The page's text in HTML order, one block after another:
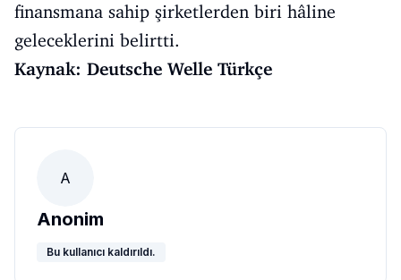
finansmana sahip şirketlerden biri hâline
geleceklerini belirtti.
Kaynak: Deutsche Welle Türkçe
A
Anonim
Bu kullanıcı kaldırıldı.